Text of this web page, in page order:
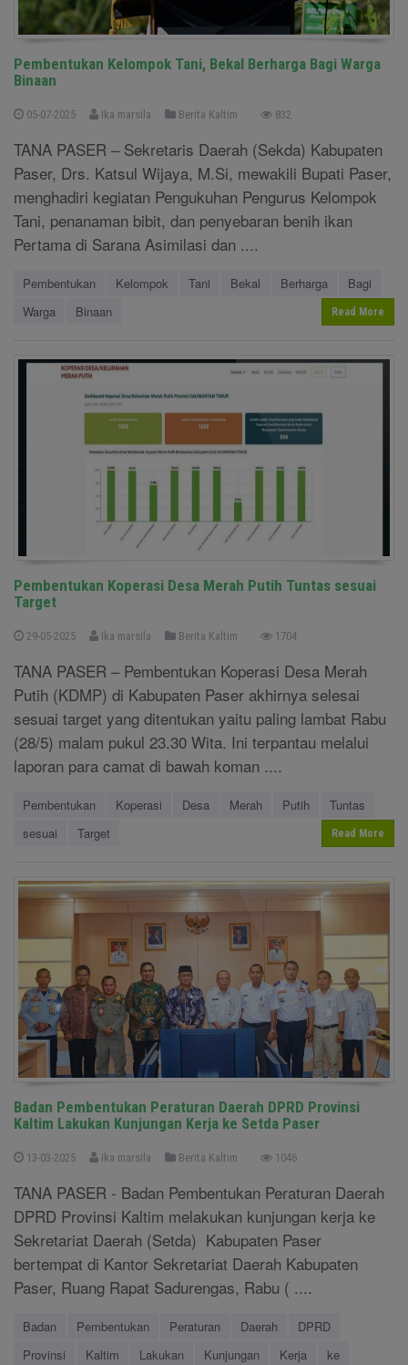
Pembentukan Kelompok Tani, Bekal Berharga Bagi Warga
Binaan
05-07-2025 Ika marsila Berita Kaltim 832
TANA PASER – Sekretaris Daerah (Sekda) Kabupaten
Paser, Drs. Katsul Wijaya, M.Si, mewakili Bupati Paser,
menghadiri kegiatan Pengukuhan Pengurus Kelompok
Tani, penanaman bibit, dan penyebaran benih ikan
Pertama di Sarana Asimilasi dan ....
Pembentukan Kelompok Tani Bekal Berharga
Bagi
Warga
Binaan Read More
Pembentukan Koperasi Desa Merah Putih Tuntas sesuai
Target
29-05-2025 Ika marsila Berita Kaltim 1704
TANA PASER – Pembentukan Koperasi Desa Merah
Putih (KDMP) di Kabupaten Paser akhirnya selesai
sesuai target yang ditentukan yaitu paling lambat Rabu
(28/5) malam pukul 23.30 Wita. Ini terpantau melalui
laporan para camat di bawah koman ....
Pembentukan Koperasi Desa Merah Putih
Tuntas
sesuai
Target Read More
Badan Pembentukan Peraturan Daerah DPRD Provinsi
Kaltim Lakukan Kunjungan Kerja ke Setda Paser
13-03-2025 Ika marsila Berita Kaltim 1046
TANA PASER - Badan Pembentukan Peraturan Daerah
DPRD Provinsi Kaltim melakukan kunjungan kerja ke
Sekretariat Daerah (Setda) Kabupaten Paser
bertempat di Kantor Sekretariat Daerah Kabupaten
Paser, Ruang Rapat Sadurengas, Rabu ( ....
Badan Pembentukan Peraturan Daerah
DPRD
Provinsi
Kaltim Lakukan Kunjungan Kerja
ke